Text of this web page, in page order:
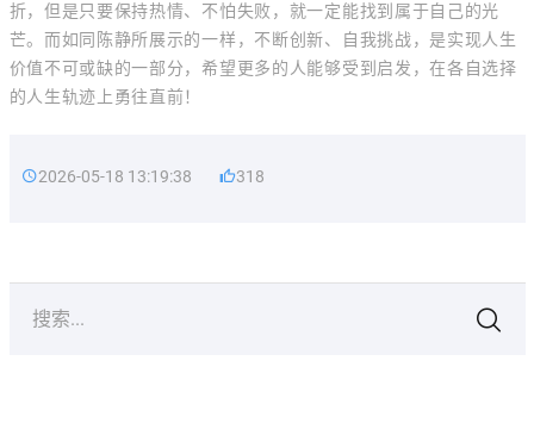
折，但是只要保持热情、不怕失败，就一定能找到属于自己的光
芒。而如同陈静所展示的一样，不断创新、自我挑战，是实现人生
价值不可或缺的一部分，希望更多的人能够受到启发，在各自选择
的人生轨迹上勇往直前！
2026-05-18 13:19:38 318
搜索...